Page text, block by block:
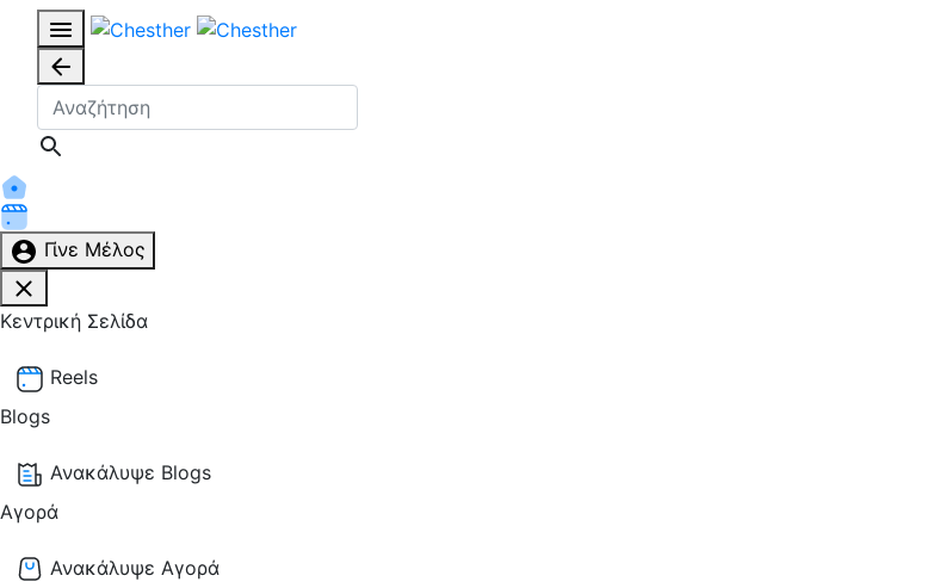
Γίνε Μέλος
Κεντρική Σελίδα
Reels
Blogs
Ανακάλυψε Blogs
Αγορά
Ανακάλυψε Αγορά